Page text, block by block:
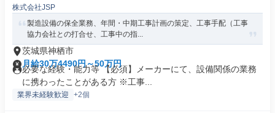
株式会社JSP
製造設備の保全業務、年間・中期工事計画の策定、工事手配（工事
協力会社との打合せ、工事中の指...
茨城県神栖市
月給30万4490円～50万円
必要な経験・能力等 【必須】メーカーにて、設備関係の業務
に携わったことがある方 ※工事...
業界未経験歓迎 +2個